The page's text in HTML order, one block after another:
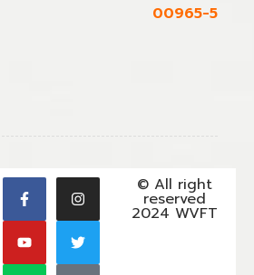
00965-5
© All right
reserved
2024 WVFT